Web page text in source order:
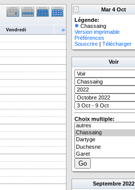
Vendredi »
Mar 4 Oct
Légende:
Chassaing
Version imprimable
Préférences
Souscrire | Télécharger
Voir
Choix multiple:
Septembre 2022